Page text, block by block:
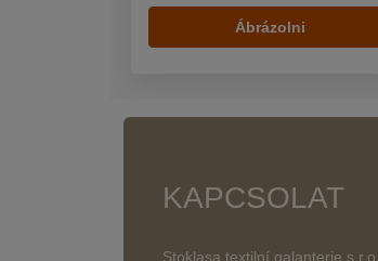
Ábrázolni
KAPCSOLAT
Stoklasa textilní galanterie s.r.o.